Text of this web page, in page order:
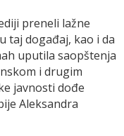
preneli lažne
taj događaj, kao i da
uputila saopštenja
i drugim
javnosti dođe
Aleksandra